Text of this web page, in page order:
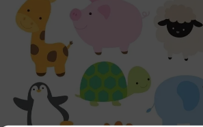
różnych wymiarach, co pozwala na
do każdej ściany. Dzięki opcji
zamówić fototapetę w wymiarach,
odpowiadają Twoim potrzebom.
niezwykle prosty i nie wymaga
umiejętności. Wystarczy zastosować
tapet, a następnie dokładnie przykleić